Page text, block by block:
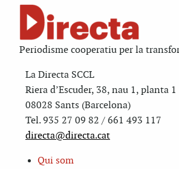
Periodisme cooperatiu per la
La Directa SCCL
Riera d’Escuder, 38, nau 1, planta 1
08028 Sants (Barcelona)
Tel. 935 27 09 82 / 661 493 117
directa@directa.cat
Qui som